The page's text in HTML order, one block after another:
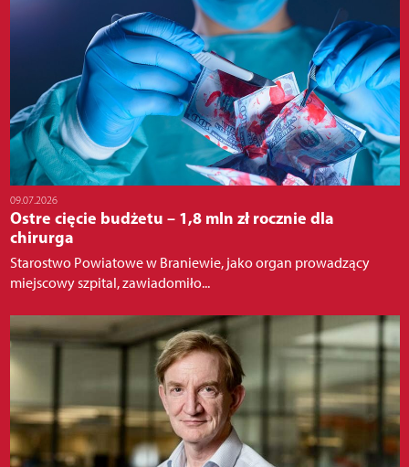
09.07.2026
Ostre cięcie budżetu – 1,8 mln zł rocznie dla
chirurga
Starostwo Powiatowe w Braniewie, jako organ prowadzący
miejscowy szpital, zawiadomiło...